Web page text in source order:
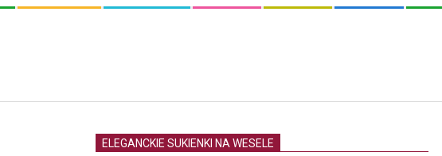
ELEGANCKIE SUKIENKI NA WESELE